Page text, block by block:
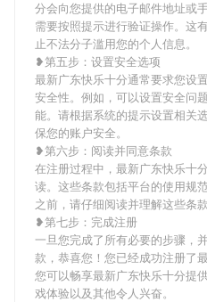
分会向您提供的电子邮件地址或
需要按照提示进行验证操作。这
止不法分子滥用您的个人信息。
❥第五步：设置安全选项
最新广东快乐十分通常要求您设
安全性。例如，可以设置安全问
能。请根据系统的提示设置相关
保您的账户安全。
❥第六步：阅读并同意条款
在注册过程中，最新广东快乐十
读。这些条款包括平台的使用规
之前，请仔细阅读并理解这些条
❥第七步：完成注册
一旦您完成了所有必要的步骤，
款，恭喜您！您已经成功注册了
您可以畅享最新广东快乐十分提
戏体验以及其他令人兴奋。